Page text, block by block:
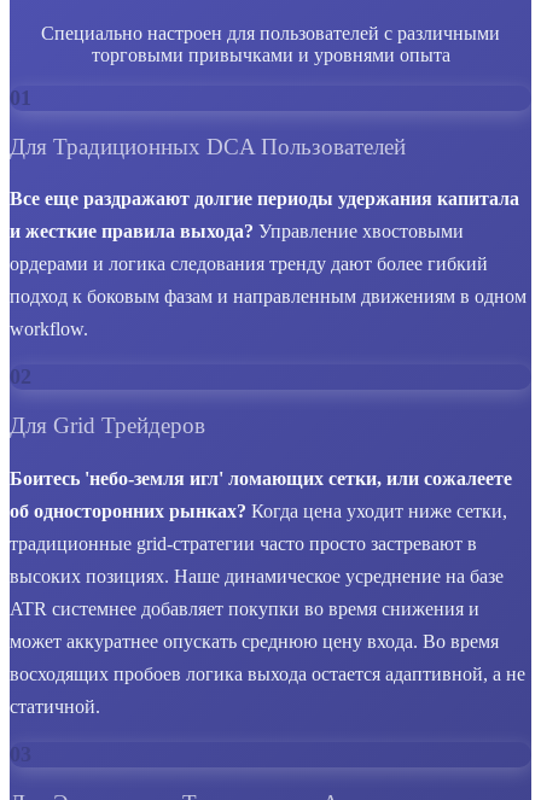
Специально настроен для пользователей с различными
торговыми привычками и уровнями опыта
01
Для Традиционных DCA Пользователей
Все еще раздражают долгие периоды удержания капитала
и жесткие правила выхода? Управление хвостовыми
ордерами и логика следования тренду дают более гибкий
подход к боковым фазам и направленным движениям в одном
workflow.
02
Для Grid Трейдеров
Боитесь 'небо-земля игл' ломающих сетки, или сожалеете
об односторонних рынках? Когда цена уходит ниже сетки,
традиционные grid-стратегии часто просто застревают в
высоких позициях. Наше динамическое усреднение на базе
ATR системнее добавляет покупки во время снижения и
может аккуратнее опускать среднюю цену входа. Во время
восходящих пробоев логика выхода остается адаптивной, а не
статичной.
03